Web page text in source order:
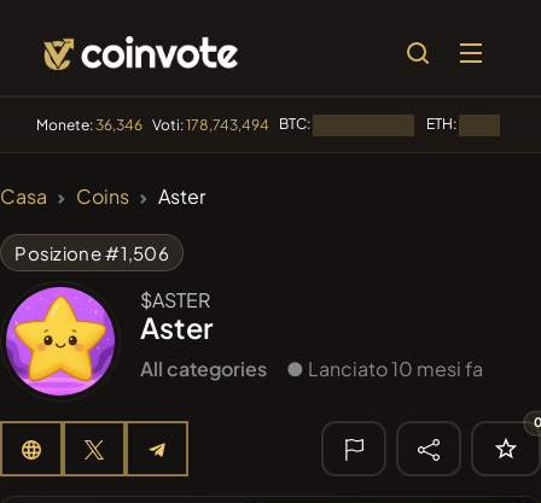
Monete:36,346 Voti:178,743,494 BTC: ETH:
PERFI PEEFITOKEN
#1849
Casa Coins Aster
Posizione #1,506
$ASTER
Aster
All categories ● Lanciato 10 mesi fa